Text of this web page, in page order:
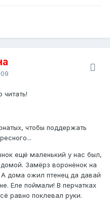
читать!
чтобы поддержать
ещё маленький у нас был,
Замёрз воронёнок на
дома ожил птенец да давай
Еле поймали! В перчатках
равно поклевал руки.